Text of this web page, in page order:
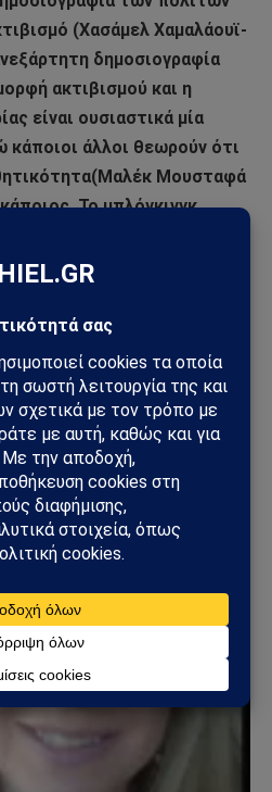
(Χασάμελ Χαμαλάουϊ-
δημοσιογραφία
ακτιβισμού και η
είναι ουσιαστικά μία
κάποιοι άλλοι θεωρούν ότι
Μουσταφά
Το μπλόγκινγκ
άχρηστηδιαμαρτυρία»
της κοινωνικής αλλαγής και
πολιτών ωστόσο δεν
περαιτέρω διερεύνηση.